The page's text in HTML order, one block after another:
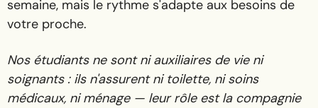
semaine, mais le rythme s'adapte aux besoins de
votre proche.
Nos étudiants ne sont ni auxiliaires de vie ni
soignants : ils n'assurent ni toilette, ni soins
médicaux, ni ménage — leur rôle est la compagnie